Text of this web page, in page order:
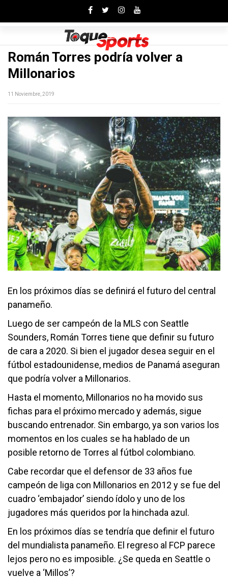
Román Torres podría volver a
Millonarios
11 Noviembre, 2019
En los próximos días se definirá el futuro del central
panameño.
Luego de ser campeón de la MLS con Seattle
Sounders, Román Torres tiene que definir su futuro
de cara a 2020. Si bien el jugador desea seguir en el
fútbol estadounidense, medios de Panamá aseguran
que podría volver a Millonarios.
Hasta el momento, Millonarios no ha movido sus
fichas para el próximo mercado y además, sigue
buscando entrenador. Sin embargo, ya son varios los
momentos en los cuales se ha hablado de un
posible retorno de Torres al fútbol colombiano.
Cabe recordar que el defensor de 33 años fue
campeón de liga con Millonarios en 2012 y se fue del
cuadro ‘embajador’ siendo ídolo y uno de los
jugadores más queridos por la hinchada azul.
En los próximos días se tendría que definir el futuro
del mundialista panameño. El regreso al FCP parece
lejos pero no es imposible. ¿Se queda en Seattle o
vuelve a ‘Millos’?